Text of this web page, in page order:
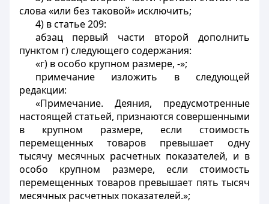
слова «или без таковой» исключить;
4) в статье 209:
абзац первый части второй дополнить
пунктом г) следующего содержания:
«г) в особо крупном размере, -»;
примечание изложить в следующей
редакции:
«Примечание. Деяния, предусмотренные
настоящей статьей, признаются совершенными
в крупном размере, если стоимость
перемещенных товаров превышает одну
тысячу месячных расчетных показателей, и в
особо крупном размере, если стоимость
перемещенных товаров превышает пять тысяч
месячных расчетных показателей.»;